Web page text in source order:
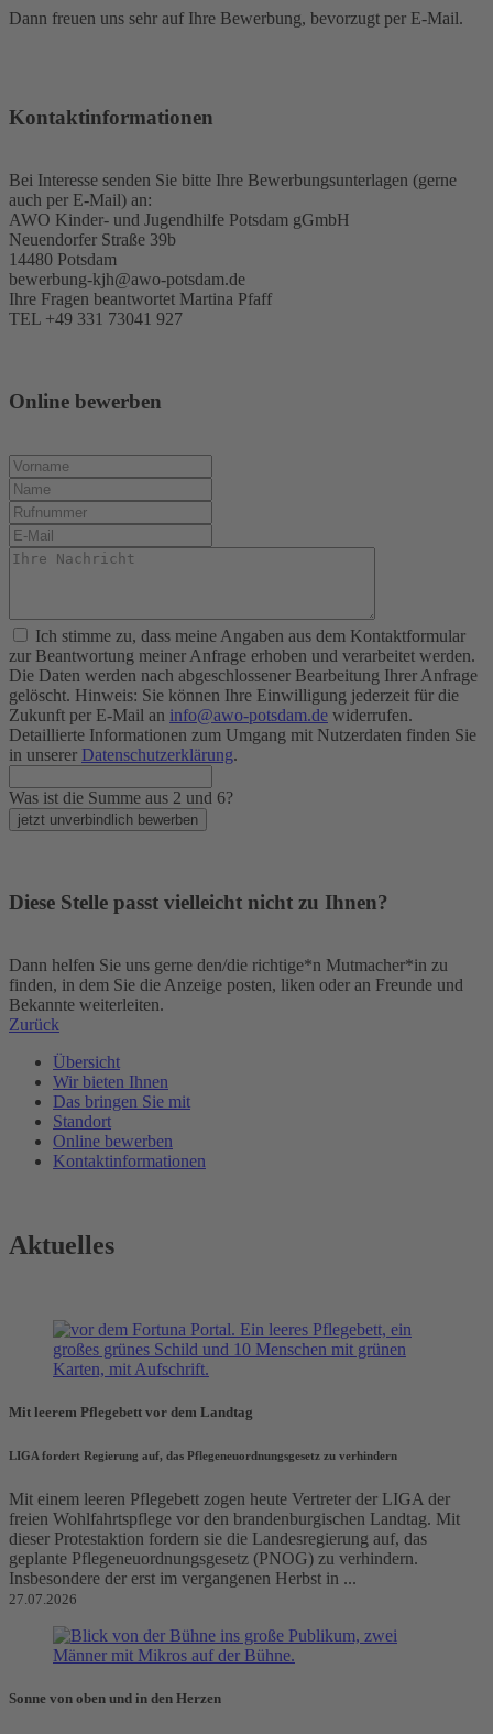
Dann freuen uns sehr auf Ihre Bewerbung, bevorzugt per E-Mail.
Kontaktinformationen
Bei Interesse senden Sie bitte Ihre Bewerbungsunterlagen (gerne
auch per E-Mail) an:
AWO Kinder- und Jugendhilfe Potsdam gGmbH
Neuendorfer Straße 39b
14480 Potsdam
bewerbung-kjh@awo-potsdam.de
Ihre Fragen beantwortet Martina Pfaff
TEL +49 331 73041 927
Online bewerben
Ich stimme zu, dass meine Angaben aus dem Kontaktformular
zur Beantwortung meiner Anfrage erhoben und verarbeitet werden.
Die Daten werden nach abgeschlossener Bearbeitung Ihrer Anfrage
gelöscht. Hinweis: Sie können Ihre Einwilligung jederzeit für die
Zukunft per E-Mail an info@awo-potsdam.de widerrufen.
Detaillierte Informationen zum Umgang mit Nutzerdaten finden Sie
in unserer Datenschutzerklärung.
Was ist die Summe aus 2 und 6?
jetzt unverbindlich bewerben
Diese Stelle passt vielleicht nicht zu Ihnen?
Dann helfen Sie uns gerne den/die richtige*n Mutmacher*in zu
finden, in dem Sie die Anzeige posten, liken oder an Freunde und
Bekannte weiterleiten.
Zurück
Übersicht
Wir bieten Ihnen
Das bringen Sie mit
Standort
Online bewerben
Kontaktinformationen
Aktuelles
Mit leerem Pflegebett vor dem Landtag
LIGA fordert Regierung auf, das Pflegeneuordnungsgesetz zu verhindern
Mit einem leeren Pflegebett zogen heute Vertreter der LIGA der
freien Wohlfahrtspflege vor den brandenburgischen Landtag. Mit
dieser Protestaktion fordern sie die Landesregierung auf, das
geplante Pflegeneuordnungsgesetz (PNOG) zu verhindern.
Insbesondere der erst im vergangenen Herbst in ...
27.07.2026
Sonne von oben und in den Herzen